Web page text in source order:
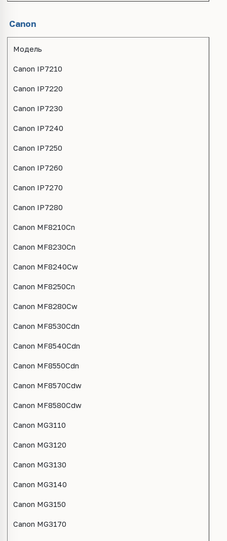
Canon
Модель
Canon IP7210
Canon IP7220
Canon IP7230
Canon IP7240
Canon IP7250
Canon IP7260
Canon IP7270
Canon IP7280
Canon MF8210Cn
Canon MF8230Cn
Canon MF8240Cw
Canon MF8250Cn
Canon MF8280Cw
Canon MF8530Cdn
Canon MF8540Cdn
Canon MF8550Cdn
Canon MF8570Cdw
Canon MF8580Cdw
Canon MG3110
Canon MG3120
Canon MG3130
Canon MG3140
Canon MG3150
Canon MG3170